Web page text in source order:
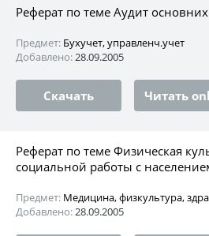
Реферат по теме Аудит основних
Предмет: Бухучет, управленч.учет
Добавлено:28.09.2005
Скачать Читать
Реферат по теме Физическая
социальной работы с
Предмет: Медицина, физкультура,
Добавлено:28.09.2005